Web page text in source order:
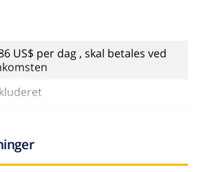
US$ per dag , skal betales ved
US$ per dag , skal betales ved